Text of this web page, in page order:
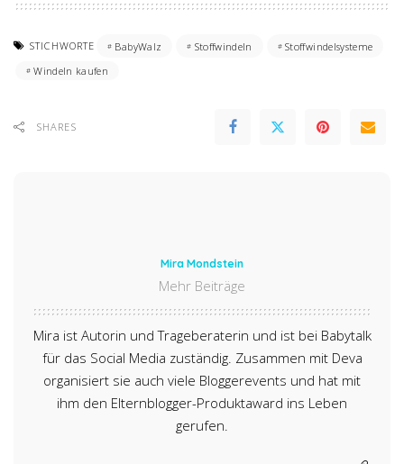
STICHWORTE BabyWalz Stoffwindeln
Stoffwindelsysteme
Windeln kaufen
SHARES
Mira Mondstein
Mehr Beiträge
Mira ist Autorin und Trageberaterin und ist bei Babytalk
für das Social Media zuständig. Zusammen mit Deva
organisiert sie auch viele Bloggerevents und hat mit
ihm den Elternblogger-Produktaward ins Leben
gerufen.